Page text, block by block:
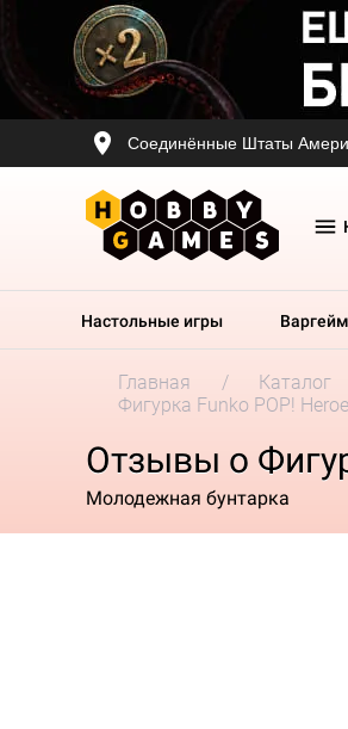
Соединённые Штаты
Настольные игры
Главная Каталог
Фигурка Funko POP!
Отзывы о
Молодежная бунтарка